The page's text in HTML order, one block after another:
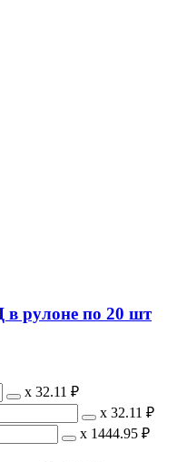
рулоне по 20 шт
х 32.11 ₽
х 32.11 ₽
х 1444.95 ₽